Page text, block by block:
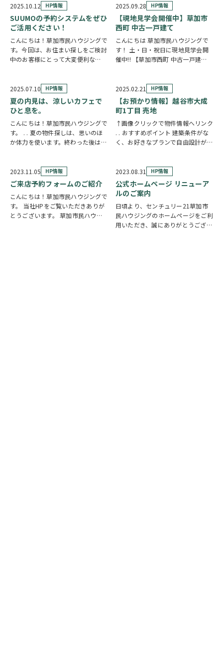
ーションをご用意しました。入力は
シンプルで、条件を変えながら支払
いイメージの目安…
て、 草加市以外の物件もご提案可
能です 「草加市で探していたけれ
ど、条件に合う物…
2025.10.12 HP情報
SUUMOの予約システムをぜひ
ご活用ください！
こんにちは！草加市民ハウジングで
す。今回は、お住まい探しをご検討
中のお客様にとって大変便利な
話いらず！ネットで簡単予約/「問
い合わせたいけど、営業時間内に電
話するのが難…
2025.09.28 HP情報
【現地見学会開催中】草加市
西町 中古一戸建て
こんにちは 草加市民ハウジングで
す！ 土・日・祝日に現地見学会開
催中!! 【草加市西町 中古一戸建
✦カウンターキッチン ✦庭付き ✦
南面バルコニー ※広告掲載有効…
2025.07.10 HP情報
夏の内見は、涼しいカフェで
ひと息を。
こんにちは！草加市民ハウジングで
す。 . . 夏の物件探しは、思いのほ
か体力を使います。終わった後は、
内見いただいた方全員に、グループ
会社のカフェで使える**「お食事
券3,…
2025.02.21 HP情報
【お預かり情報】越谷市大成
町1丁目 売地
↑画像クリックで物件情報へリンク
. . おすすめポイント 建築条件がな
く、お好きなプランで自由設計が可
かな環境で落ち着いた生活が送れる
一方、周辺には充実した商業施設が
揃ってお…
2023.11.05 HP情報
ご来店予約フォームのご紹介
こんにちは！草加市民ハウジングで
す。 当社HPをご覧いただきありが
とうございます。 草加市民ハウジ
2023.08.31 HP情報
公式ホームページ リニューア
ルのご案内
日頃より、センチュリー21草加市
民ハウジングのホームページをご利
用いただき、誠にありがとうござい